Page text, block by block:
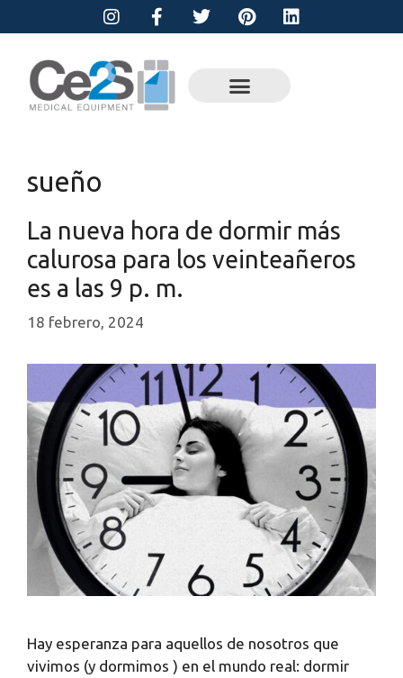
sueño
La nueva hora de dormir más
calurosa para los veinteañeros
es a las 9 p. m.
18 febrero, 2024
Hay esperanza para aquellos de nosotros que
vivimos (y dormimos ) en el mundo real: dormir